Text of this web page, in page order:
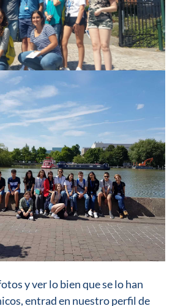
y ver lo bien que se lo han
entrad en nuestro perfil de